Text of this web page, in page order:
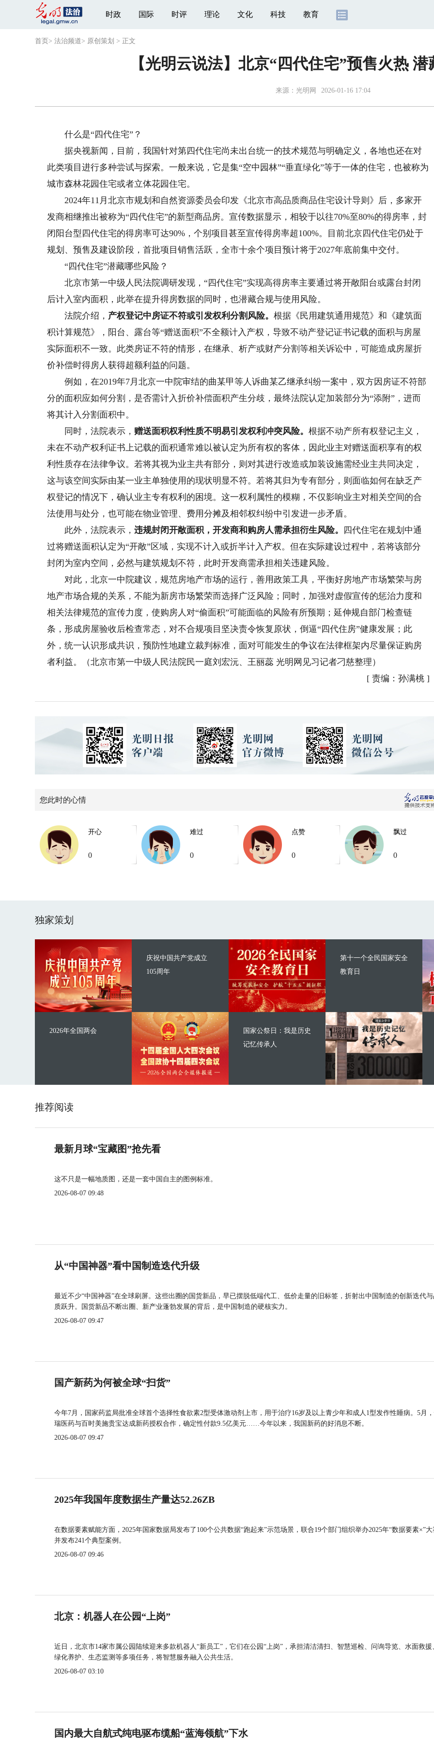
时政 国际 时评 理论 文化 科技 教育
首页 > 法治频道> 原创策划 > 正文
【光明云说法】北京“四代住宅”预售火热
来源： 光明网 2026-01-16 17:04
什么是“四代住宅”？
据央视新闻，目前，我国针对第四代住宅尚未出台统一的技术规范与明确定义，各地也还在对
此类项目进行多种尝试与探索。一般来说，它是集“空中园林”“垂直绿化”等于一体的住宅，也被称为
城市森林花园住宅或者立体花园住宅。
2024年11月北京市规划和自然资源委员会印发《北京市高品质商品住宅设计导则》后，多家开
发商相继推出被称为“四代住宅”的新型商品房。宣传数据显示，相较于以往70%至80%的得房率，封
闭阳台型四代住宅的得房率可达90%，个别项目甚至宣传得房率超100%。目前北京四代住宅仍处于
规划、预售及建设阶段，首批项目销售活跃，全市十余个项目预计将于2027年底前集中交付。
“四代住宅”潜藏哪些风险？
北京市第一中级人民法院调研发现，“四代住宅”实现高得房率主要通过将开敞阳台或露台封闭
后计入室内面积，此举在提升得房数据的同时，也潜藏合规与使用风险。
法院介绍， 产权登记中房证不符或引发权利分割风险。根据《民用建筑通用规范》和《建筑面
积计算规范》，阳台、露台等“赠送面积”不全额计入产权，导致不动产登记证书记载的面积与房屋
实际面积不一致。此类房证不符的情形，在继承、析产或财产分割等相关诉讼中，可能造成房屋折
价补偿时得房人获得超额利益的问题。
例如，在2019年7月北京一中院审结的曲某甲等人诉曲某乙继承纠纷一案中，双方因房证不符部
分的面积应如何分割，是否需计入折价补偿面积产生分歧，最终法院认定加装部分为“添附”，进而
将其计入分割面积中。
同时，法院表示， 赠送面积权利性质不明易引发权利冲突风险。根据不动产所有权登记主义，
未在不动产权利证书上记载的面积通常难以被认定为所有权的客体，因此业主对赠送面积享有的权
利性质存在法律争议。若将其视为业主共有部分，则对其进行改造或加装设施需经业主共同决定，
这与该空间实际由某一业主单独使用的现状明显不符。若将其归为专有部分，则面临如何在缺乏产
权登记的情况下，确认业主专有权利的困境。这一权利属性的模糊，不仅影响业主对相关空间的合
法使用与处分，也可能在物业管理、费用分摊及相邻权纠纷中引发进一步矛盾。
此外，法院表示，违规封闭开敞面积，开发商和购房人需承担衍生风险。
四代住宅在规划中通
过将赠送面积认定为“开敞”区域，实现不计入或折半计入产权。但在实际建设过程中，若将该部分
封闭为室内空间，必然与建筑规划不符，此时开发商需承担相关违建风险。
对此，北京一中院建议，规范房地产市场的运行，善用政策工具，平衡好房地产市场繁荣与房
地产市场合规的关系，不能为新房市场繁荣而选择广泛风险；同时，加强对虚假宣传的惩治力度和
相关法律规范的宣传力度，使购房人对“偷面积”可能面临的风险有所预期；延伸规自部门检查链
条，形成房屋验收后检查常态，对不合规项目坚决责令恢复原状，倒逼“四代住房”健康发展；此
外，统一认识形成共识，预防性地建立裁判标准，面对可能发生的争议在法律框架内尽量保证购房
者利益。（北京市第一中级人民法院民一庭刘宏沅、王丽蕊 光明网见习记者刁慈整理）
[ 责编：孙满桃 ]
您此时的心情
开心
0
难过
0
点赞
0
飘过
0
独家策划
庆祝中国共产党成立
105周年
2026年全国两会
第十一个全民国家安全
教育日
国家公祭日：我是历史
记忆传承人
推荐阅读
最新月球“宝藏图”抢先看
这不只是一幅地质图，还是一套中国自主的图例标准。
2026-08-07 09:48
从“中国神器”看中国制造迭代升级
最近不少“中国神器”在全球刷屏。这些出圈的国货新品，早已摆脱低端代工、低价走量的旧标签，折射出中国制造的创新迭代
质跃升。国货新品不断出圈、新产业蓬勃发展的背后，是中国制造的硬核实力。
2026-08-07 09:47
国产新药为何被全球“扫货”
今年7月，国家药监局批准全球首个选择性食欲素2型受体激动剂上市，用于治疗16岁及以上青少年和成人1型发作性睡病。5月
瑞医药与百时美施贵宝达成新药授权合作，确定性付款9.5亿美元……今年以来，我国新药的好消息不断。
2026-08-07 09:47
2025年我国年度数据生产量达52.26ZB
在数据要素赋能方面，2025年国家数据局发布了100个公共数据“跑起来”示范场景，联合19个部门组织举办2025年“数据要素×”大
并发布241个典型案例。
2026-08-07 09:46
北京：机器人在公园“上岗”
近日，北京市14家市属公园陆续迎来多款机器人“新员工”，它们在公园“上岗”，承担清洁清扫、智慧巡检、问询导览、水面救援
绿化养护、生态监测等多项任务，将智慧服务融入公共生活。
2026-08-07 03:10
国内最大自航式纯电驱布缆船“蓝海领航”下水